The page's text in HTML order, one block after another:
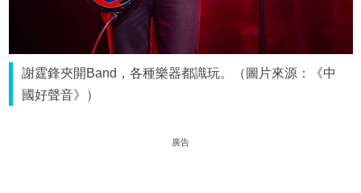
謝霆鋒夾開Band，各種樂器都識玩。（圖片來源：《中
國好聲音》）
廣告